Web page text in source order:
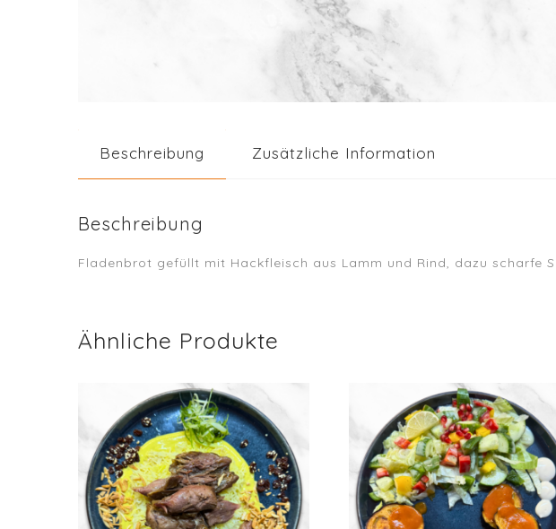
Beschreibung Zusätzliche Information
Beschreibung
Fladenbrot gefüllt mit Hackfleisch aus Lamm und Rind, dazu scharfe
Ähnliche Produkte